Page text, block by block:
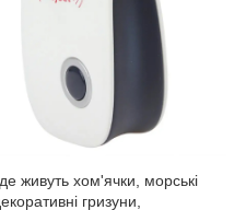
живуть хом'ячки, морські
гризуни,